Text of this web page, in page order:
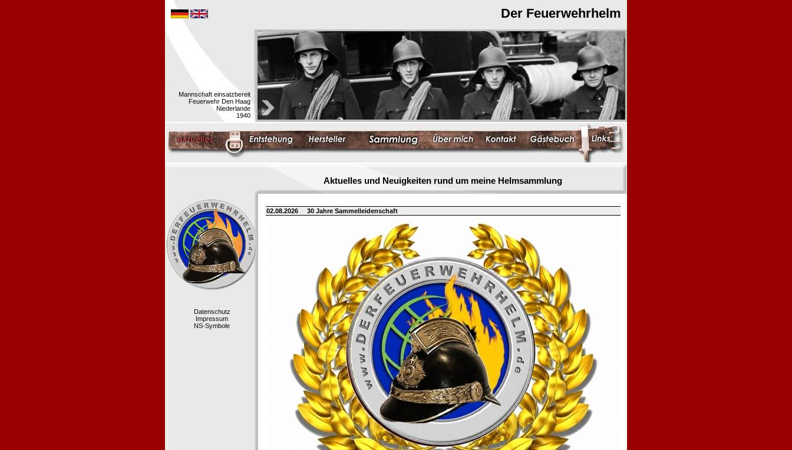
Der Feuerwehrhelm
Mannschaft einsatzbereit
Feuerwehr Den Haag
Niederlande
1940
Aktuelles und Neuigkeiten rund um meine Helmsammlung
Datenschutz
Impressum
NS-Symbole
02.08.2026 30 Jahre Sammelleidenschaft